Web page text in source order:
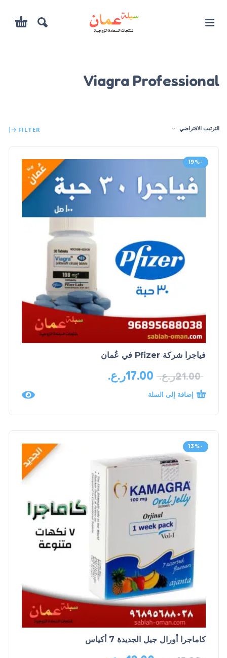
Viagra Professional
الترتيب الافتراضي FILTER
-19%
فياجرا شركة Pfizer في عُمان
21.00ر.ع. 17.00ر.ع.
إضافة إلى السلة
-13%
كاماجرا أورال جيل الجديدة 7 أكياس